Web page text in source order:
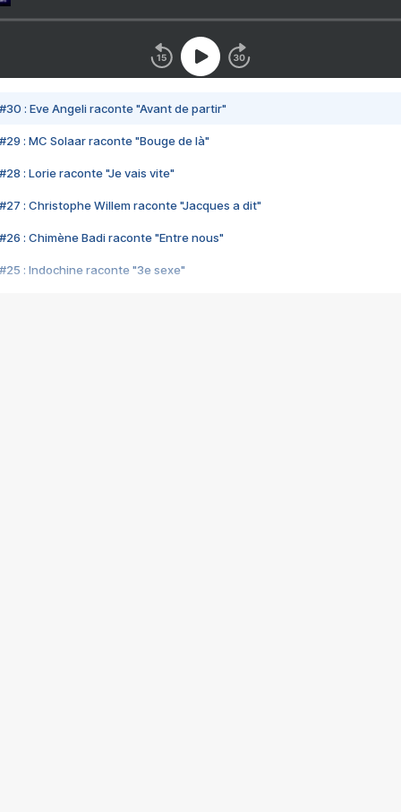
#30 : Eve Angeli raconte "Avant de partir"
#29 : MC Solaar raconte "Bouge de là"
#28 : Lorie raconte "Je vais vite"
#27 : Christophe Willem raconte "Jacques a dit"
#26 : Chimène Badi raconte "Entre nous"
#25 : Indochine raconte "3e sexe"